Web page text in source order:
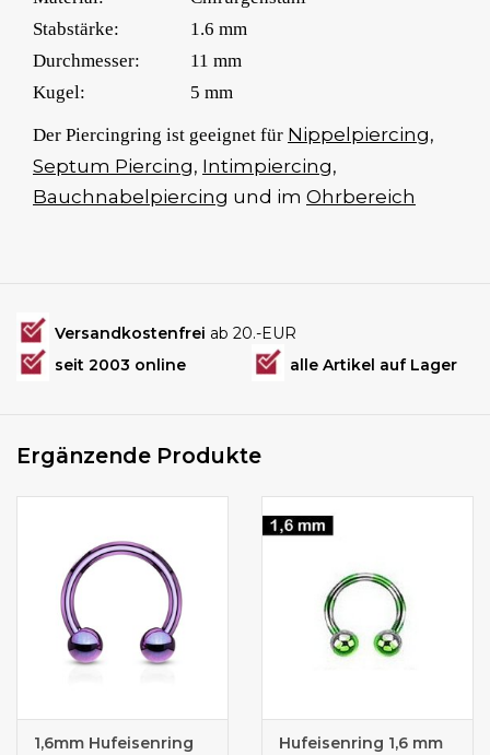
Stabstärke:
1.6 mm
Durchmesser:
11 mm
Kugel:
5 mm
Der Piercingring ist geeignet für Nippelpiercing,
Septum Piercing, Intimpiercing,
Bauchnabelpiercing und im Ohrbereich
Versandkostenfrei ab 20.-EUR
seit 2003 online
alle Artikel auf Lager
Ergänzende Produkte
1,6mm Hufeisenring
Hufeisenring 1,6 mm